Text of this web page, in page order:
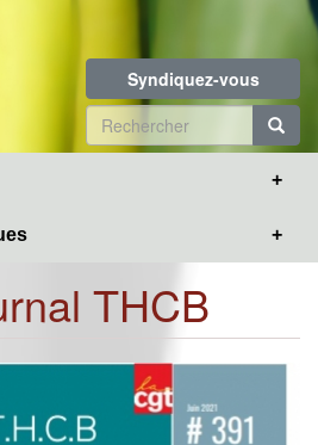
Syndiquez-vous
Formulaire
de
THCB